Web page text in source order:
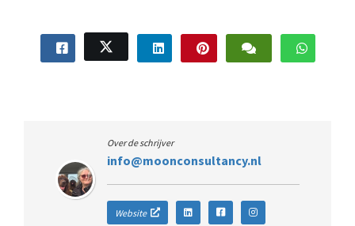
Over de schrijver
info@moonconsultancy.nl
Website